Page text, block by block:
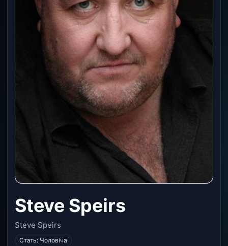
Steve Speirs
Steve Speirs
Стать: Чоловіча